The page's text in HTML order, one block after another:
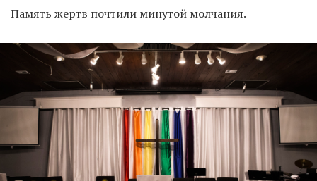
Память жертв почтили минутой молчания.